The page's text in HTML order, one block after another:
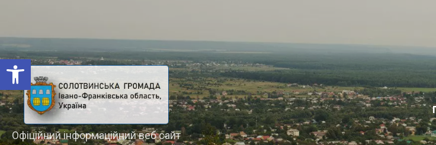
Відкрити Панель інструментів
Офіційний інформаційний веб сайт